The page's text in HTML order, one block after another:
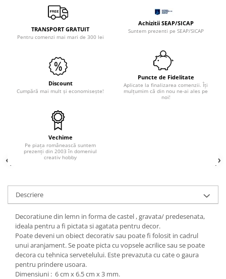
Foite/fulgi schlagmetal
Metal lichid
Paste structura
Ustensile, unelte
Pensule, accesorii pt pictura/ desen
Carbune, pastel
Cerneluri, penite
Suporturi pentru pictura
Agatatori, cleme, cuie
Sculptura/Gravura
Margele si accesorii
Accesorii bijuterii
Perle/margele acrilice/lemn
Sabloane autoadezive
Sabloane plastic flexibile
Hartie pentru decupaj
Hartie de orez
Servetele
Confectionare ceasuri
Cadrane lemn/sticla
Mecanisme/Cifre
Hartie craft
Carton/Hartie efecte speciale
Carton/Hartie Scrapbooking
TRANSPORT GRATUIT
Pentru comenzi mai mari de 300 lei
Achizitii SEAP/SICAP
Suntem prezenti pe SEAP/SICAP
Discount
Cumpără mai mult și economisește!
Puncte de Fidelitate
Aplicate la finalizarea comenzii. Îți
mulțumim că din nou ne-ai ales pe
noi!
Vechime
Pe piața românească suntem
prezenți din 2003 în domeniul
creativ hobby
Descriere
Decoratiune din lemn in forma de castel , gravata/ predesenata,
ideala pentru a fi pictata si agatata pentru decor.
Poate deveni un obiect decorativ sau poate fi folosit in cadrul
unui aranjament. Se poate picta cu vopsele acrilice sau se poate
decora cu tehnica servetelului. Este prevazuta cu cate o gaura
pentru prindere usoara.
Dimensiuni : 6 cm x 6.5 cm x 3 mm.